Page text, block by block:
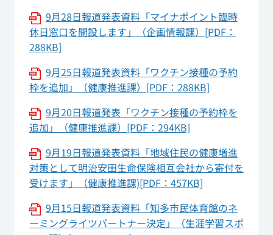
9月28日報道発表資料「マイナポイント臨時
休日窓口を開設します」（企画情報課）[PDF：
288KB]
9月25日報道発表資料「ワクチン接種の予約
枠を追加」（健康推進課）[PDF：288KB]
9月20日報道発表「ワクチン接種の予約枠を
追加」（健康推進課）[PDF：294KB]
9月19日報道発表資料「地域住民の健康増進
対策として明治安田生命保険相互会社から寄付を
受けます」（健康推進課)[PDF：457KB]
9月15日報道発表資料「知多市民体育館のネ
ーミングライツパートナー決定」（生涯学習スポ